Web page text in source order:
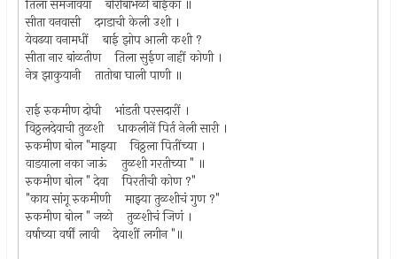
तिला समजावया बोरीबाभळी बाईका ॥
सीता वनवासी दगडाची केली उशी ।
येवढया वनामधीं बाई झोप आली कशी ?
सीता नार बांळतीण तिला सुईण नाहीं कोणी ।
नेत्र झाकुयानी तातोबा घाली पाणी ॥
राई रुकमीण दोघी भांडती परसदारीं ।
विठ्ठलदेवाची तुळशी धाकलीनें पिर्त नेली सारी ।
रुकमीण बोल "माझ्या विठ्ठला पितींच्या ।
वाडयाला नका जाऊं तुळशी गरतीच्या " ॥
रुकमीण बोल " देवा पिरतीची कोण ?"
"काय सांगू रुकमीणी माझ्या तुळशीचं गुण ?"
रुकमीण बोल " जळो तुळशीचं जिणं ।
वर्षाच्या वर्षीं लावी देवाशीं लगीन "॥